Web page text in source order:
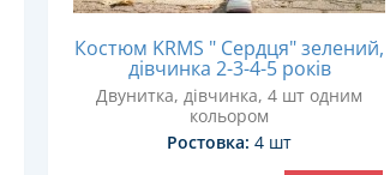
Костюм KRMS " Сердця" зелений,
дівчинка 2-3-4-5 років
Двунитка, дівчинка, 4 шт одним
кольором
Ростовка: 4 шт